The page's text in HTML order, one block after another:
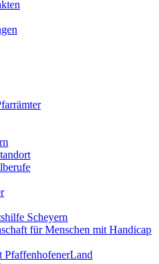
Scheyern
für Menschen mit Handicap
PfaffenhofenerLand